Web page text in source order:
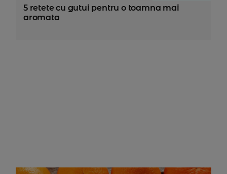
5 retete cu gutui pentru o toamna mai
aromata